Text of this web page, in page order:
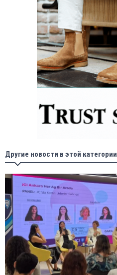
Другие новости в этой категории